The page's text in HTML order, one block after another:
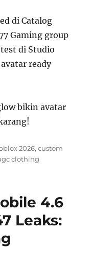
di Catalog
Gaming group
di Studio
ready
bikin avatar
2026,custom
clothing
4.6
Leaks: